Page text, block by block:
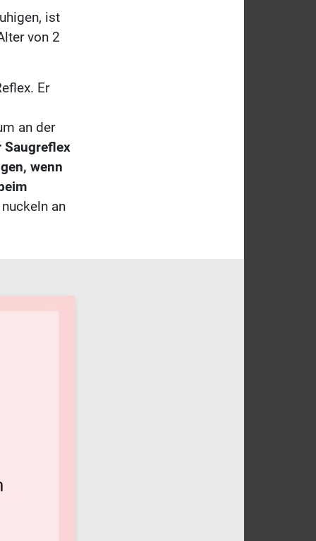
ist
von 2
Er
an der
Saugreflex
wenn
an